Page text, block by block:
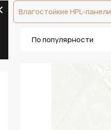
Влагостойкие HPL-панели
По популярности